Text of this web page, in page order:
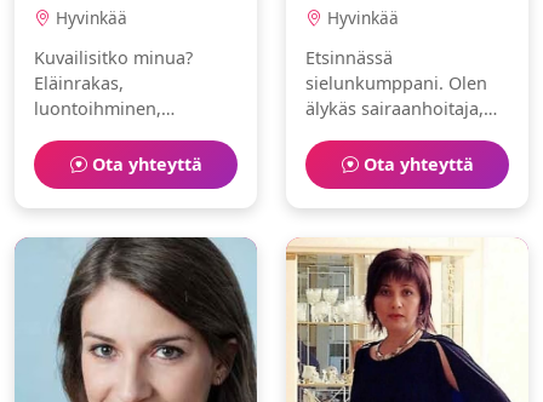
Hyvinkää
Kuvailisitko minua?
Eläinrakas,
luontoihminen,
saliharjoittelu ja
konsertit.
Ota yhteyttä
Hyvinkää
Etsinnässä
sielunkumppani. Olen
älykäs sairaanhoitaja,
juoksu.Ota yhteyttä